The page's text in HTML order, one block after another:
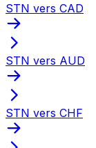
STN vers CAD
STN vers AUD
STN vers CHF